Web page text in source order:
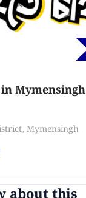
Mymensingh
, Mymensingh